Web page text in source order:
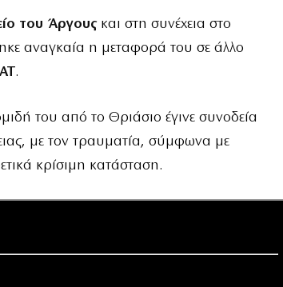
του Άργους και στη συνέχεια στο
αναγκαία η μεταφορά του σε άλλο
.
του από το Θριάσιο έγινε συνοδεία
με τον τραυματία, σύμφωνα με
κρίσιμη κατάσταση.